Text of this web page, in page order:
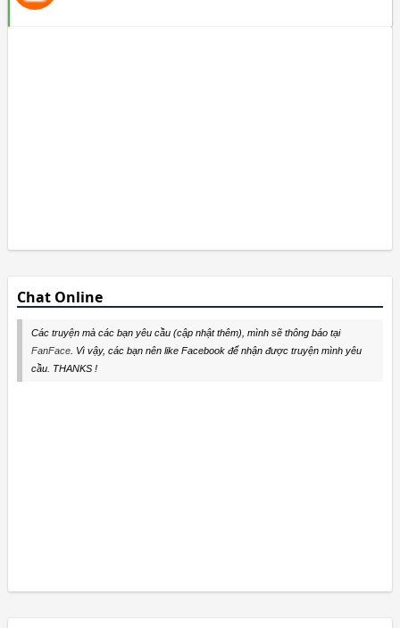
Chat Online
Các truyện mà các bạn yêu cầu (cập nhật thêm), mình sẽ thông báo tại
FanFace. Vì vậy, các bạn nên like Facebook để nhận được truyện mình yêu
cầu. THANKS !